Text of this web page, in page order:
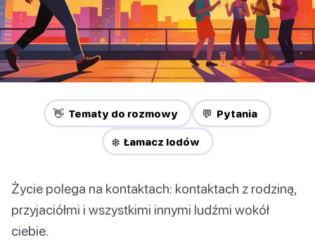
👋 Tematy do rozmowy 💬 Pytania
❄️ Łamacz lodów
Życie polega na kontaktach: kontaktach z rodziną,
przyjaciółmi i wszystkimi innymi ludźmi wokół
ciebie.